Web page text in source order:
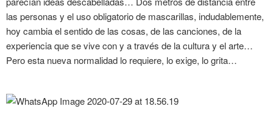
las personas y el uso obligatorio de mascarillas, indudablemente,
hoy cambia el sentido de las cosas, de las canciones, de la
experiencia que se vive con y a través de la cultura y el arte…
Pero esta nueva normalidad lo requiere, lo exige, lo grita…